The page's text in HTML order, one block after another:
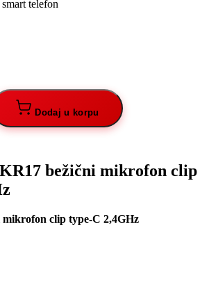
telefon
Dodaj u korpu
bežični mikrofon clip
mikrofon clip type-C 2,4GHz